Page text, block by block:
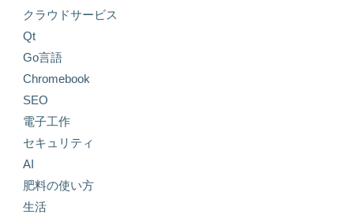
クラウドサービス
Qt
Go言語
Chromebook
SEO
電子工作
セキュリティ
AI
肥料の使い方
生活